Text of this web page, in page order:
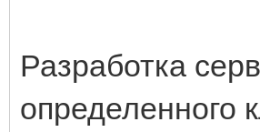
Разработка
определенного